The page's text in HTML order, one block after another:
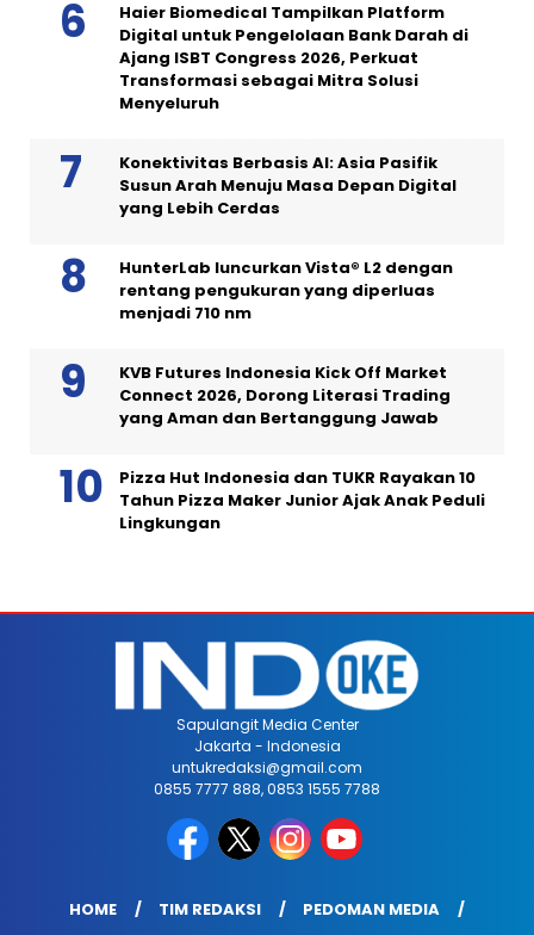
Haier Biomedical Tampilkan Platform
Digital untuk Pengelolaan Bank Darah di
Ajang ISBT Congress 2026, Perkuat
Transformasi sebagai Mitra Solusi
Menyeluruh
Konektivitas Berbasis AI: Asia Pasifik
Susun Arah Menuju Masa Depan Digital
yang Lebih Cerdas
HunterLab luncurkan Vista® L2 dengan
rentang pengukuran yang diperluas
menjadi 710 nm
KVB Futures Indonesia Kick Off Market
Connect 2026, Dorong Literasi Trading
yang Aman dan Bertanggung Jawab
Pizza Hut Indonesia dan TUKR Rayakan 10
Tahun Pizza Maker Junior Ajak Anak Peduli
Lingkungan
Sapulangit Media Center
Jakarta - Indonesia
untukredaksi@gmail.com
0855 7777 888, 0853 1555 7788
HOME TIM REDAKSI
PEDOMAN MEDIA